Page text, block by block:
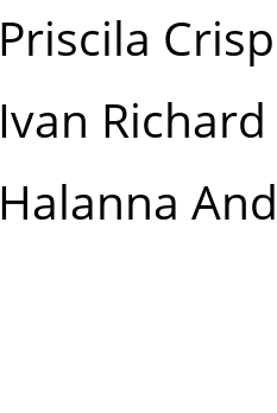
Priscila
Ivan Richard
Halanna